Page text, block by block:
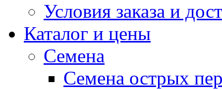
Условия заказа и
Каталог и цены
Семена
Семена острых